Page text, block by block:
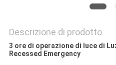
Descrizione di prodotto
3 ore di operazione di luce di
Recessed Emergency